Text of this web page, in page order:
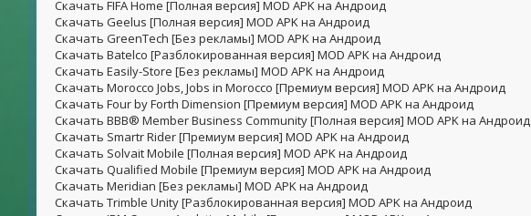
Скачать FIFA Home [Полная версия] MOD APK на Андроид
Скачать Geelus [Полная версия] MOD APK на Андроид
Скачать GreenTech [Без рекламы] MOD APK на Андроид
Скачать Batelco [Разблокированная версия] MOD APK на Андроид
Скачать Easily-Store [Без рекламы] MOD APK на Андроид
Скачать Morocco Jobs, Jobs in Morocco [Премиум версия] MOD APK на Андроид
Скачать Four by Forth Dimension [Премиум версия] MOD APK на Андроид
Скачать BBB® Member Business Community [Полная версия] MOD APK на Андроид
Скачать Smartr Rider [Премиум версия] MOD APK на Андроид
Скачать Solvait Mobile [Полная версия] MOD APK на Андроид
Скачать Qualified Mobile [Премиум версия] MOD APK на Андроид
Скачать Meridian [Без рекламы] MOD APK на Андроид
Скачать Trimble Unity [Разблокированная версия] MOD APK на Андроид